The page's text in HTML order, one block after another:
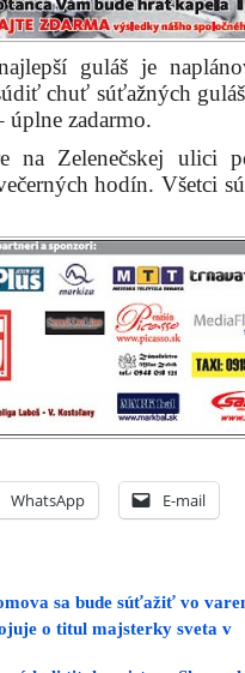
guláš je
chuť súťažných
úplne zadarmo.
na Zelenečskej ulici
hodín. Všetci
WhatsApp E-mail
sa bude súťažiť vo
o titul majsterky sveta v